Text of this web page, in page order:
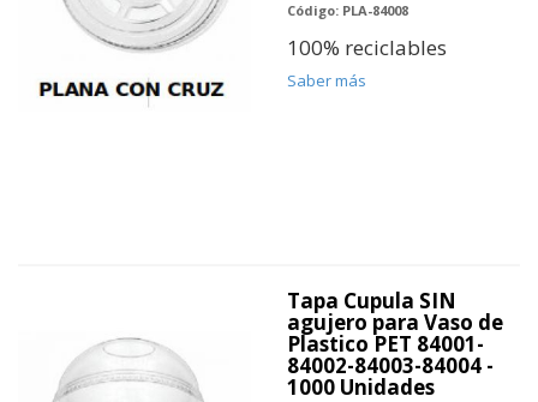
Código: PLA-84008
100% reciclables
Saber más
Tapa Cupula SIN
agujero para Vaso de
Plastico PET 84001-
84002-84003-84004 -
1000 Unidades